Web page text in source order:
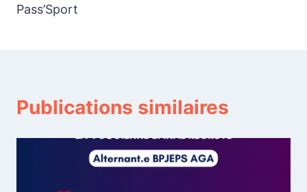
l’article
Pass’Sport
Publications similaires